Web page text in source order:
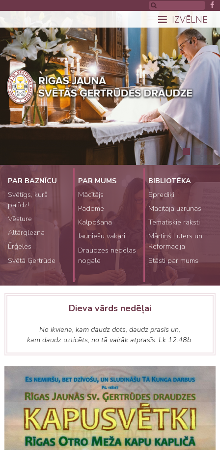
IZVĒLNE
PAR BAZNĪCU
Svētīgs, kurš
palīdz!
Vēsture
Altārglezna
Ērģeles
Svētā Ģertrūde
PAR MUMS
Mācītājs
Padome
Kalpošana
Jauniešu vakari
Draudzes nedēļas
nogale
BIBLIOTĒKA
Sprediķi
Mācītāja uzrunas
Tematiskie raksti
Mārtiņš Luters un
Reformācija
Stāsti par mums
Dieva vārds nedēļai
No ikviena, kam daudz dots, daudz prasīs un,
kam daudz uzticēts, no tā vairāk atprasīs. Lk 12:48b